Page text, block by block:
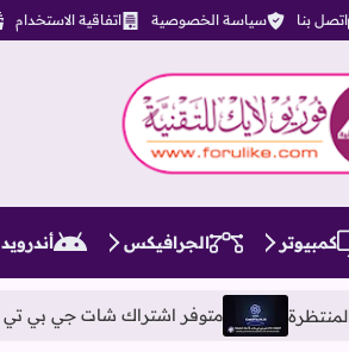
اتصل بنا سياسة الخصوصية اتفاقية الاستخدام
فوريو لايك للتقنية
كمبيوتر الجرافيكس أندرويد
متوفر اشتراك شات جي بي تي بلس ChatGPT-4o PLUS بأحدث الإصدارات مفتوح بدون ليمت